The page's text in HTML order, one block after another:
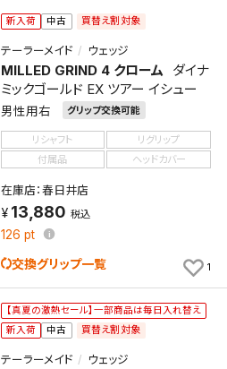
新入荷 中古 買替え割対象
テーラーメイド ウェッジ
MILLED GRIND 4 クローム
ダイナ
ミックゴールド EX ツアー イシュー
男性用右 グリップ交換可能
リシャフト
リグリップ
付属品
ヘッドカバー
在庫店：春日井店
13,880 税込
126 pt
交換グリップ一覧 1
【真夏の激熱セール】一部商品は毎日入れ替え
新入荷
中古 買替え割対象
テーラーメイド ウェッジ